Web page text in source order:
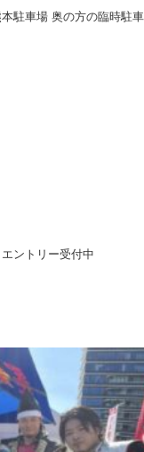
駐車場 奥の方の臨時駐
ントリー受付中